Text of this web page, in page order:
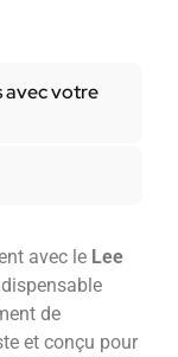
avec votre
avec le Lee
de
et conçu pour